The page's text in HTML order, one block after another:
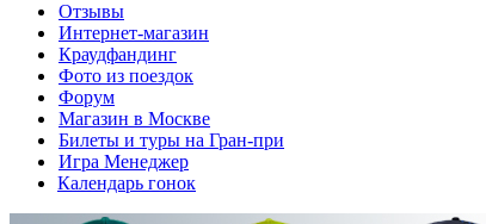
Отзывы
Интернет-магазин
Краудфандинг
Фото из поездок
Форум
Магазин в Москве
Билеты и туры на Гран-при
Игра Менеджер
Календарь гонок